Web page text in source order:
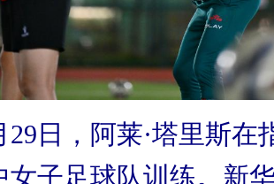
29日，阿莱·塔里斯在
女子足球队训练。新